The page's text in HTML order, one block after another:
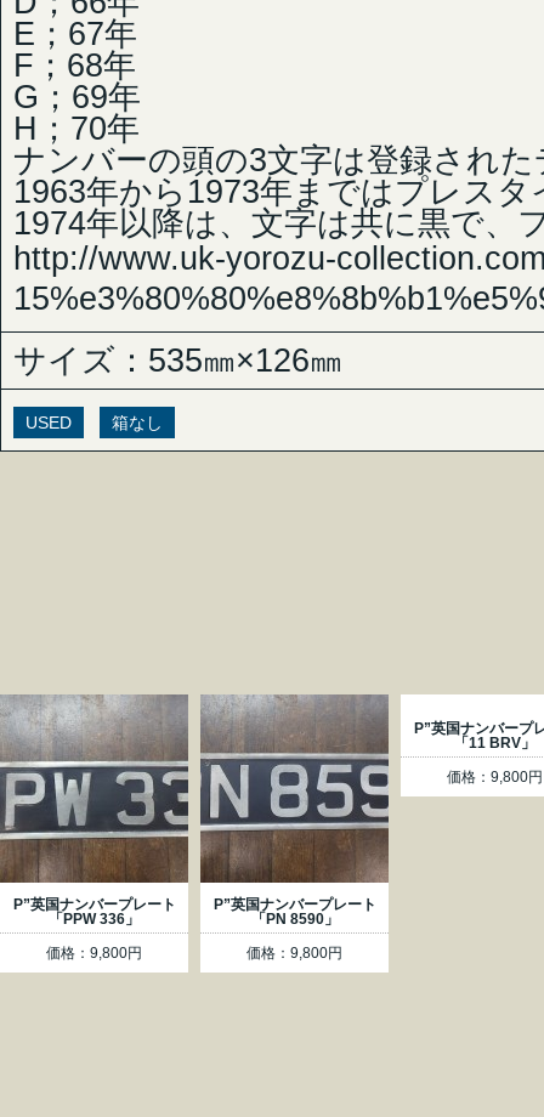
E；67年
F；68年
G；69年
H；70年
ナンバーの頭の3文字は登録され
1963年から1973年まではプレス
1974年以降は、文字は共に黒で、
http://www.uk-yorozu-
サイズ：535㎜×126㎜
USED 箱なし
P”英国ナンバープレート
「PPW 336」
価格：9,800円
P”英国ナンバープレート
「PN 8590」
価格：9,800円
P”英国ナンバープ
「11 BRV」
価格：9,800円